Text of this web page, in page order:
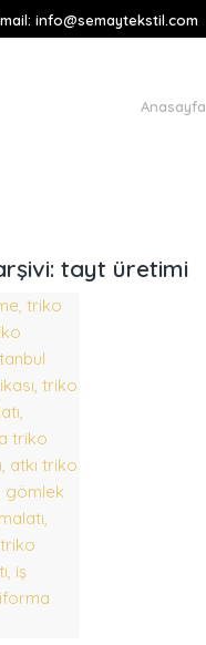
info@semaytekstil.com
Anasayfa
tayt üretimi